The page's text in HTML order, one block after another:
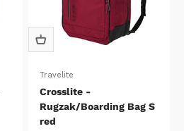
Travelite
Crosslite -
Rugzak/Boarding Bag S
red